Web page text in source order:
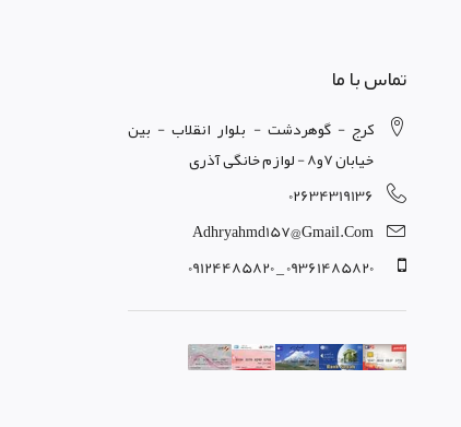
تماس با ما
کرج - گوهردشت - بلوار انقلاب - بین
خیابان 7و8 - لوازم خانگی آذری
02634319136
Adhryahmd157@gmail.com
09361485820 _ 09124485820